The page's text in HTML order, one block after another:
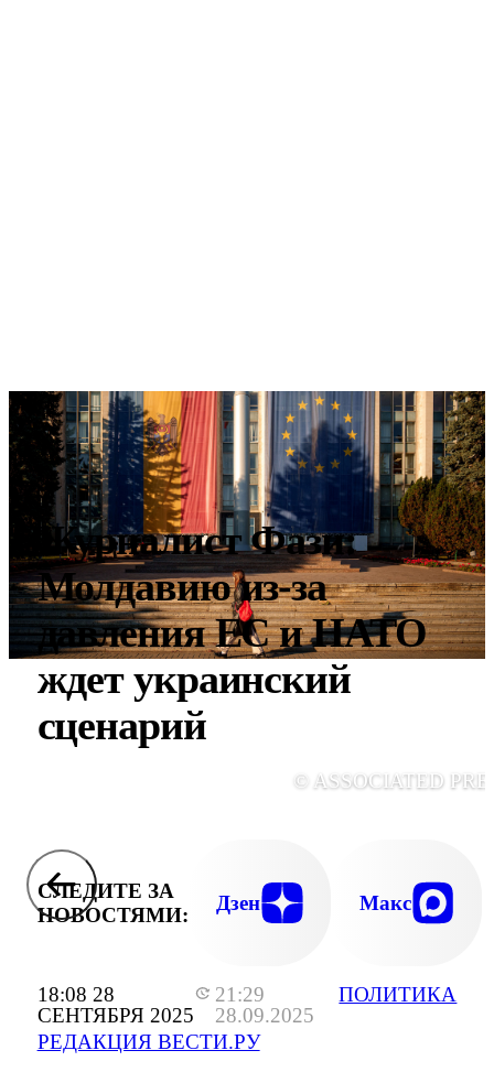
18:08 28
СЕНТЯБРЯ 2025
21:29
28.09.2025
РЕДАКЦИЯ ВЕСТИ.РУ
ПОЛИТИКА
Журналист Фази:
Молдавию из-за
давления ЕС и НАТО
ждет украинский
сценарий
© ASSOCIATED
СЛЕДИТЕ ЗА
НОВОСТЯМИ:
Дзен Макс